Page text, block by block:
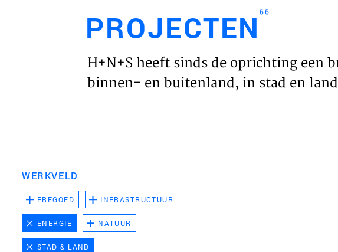
HOME
PROJECTEN66
H+N+S heeft sinds de oprichting een
binnen- en buitenland, in stad en
WERKVELD
ERFGOED INFRASTRUCTUUR
ENERGIE NATUUR
STAD & LAND